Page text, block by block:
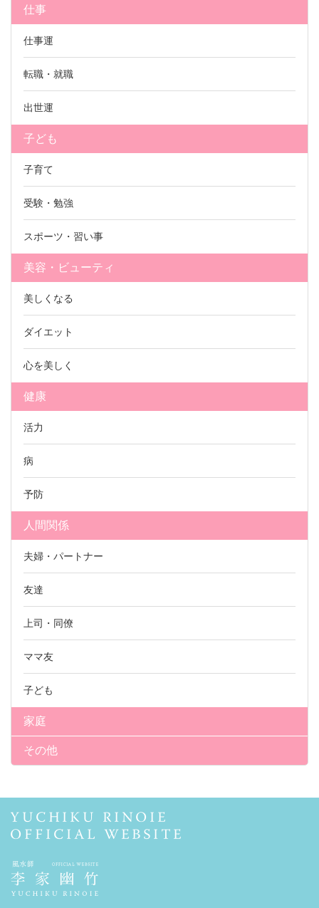
仕事
仕事運
転職・就職
出世運
子ども
子育て
受験・勉強
スポーツ・習い事
美容・ビューティ
美しくなる
ダイエット
心を美しく
健康
活力
病
予防
人間関係
夫婦・パートナー
友達
上司・同僚
ママ友
子ども
家庭
その他